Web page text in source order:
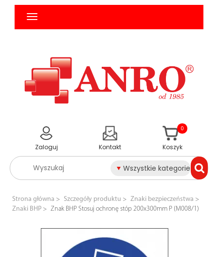
Wszystkie kategorie
Zaloguj Kontakt Koszyk
0
Strona główna Szczegóły produktu
Znaki bezpieczeństwa
Znaki BHP
Znak BHP Stosuj ochronę stóp 200x300mm P (M008/1)